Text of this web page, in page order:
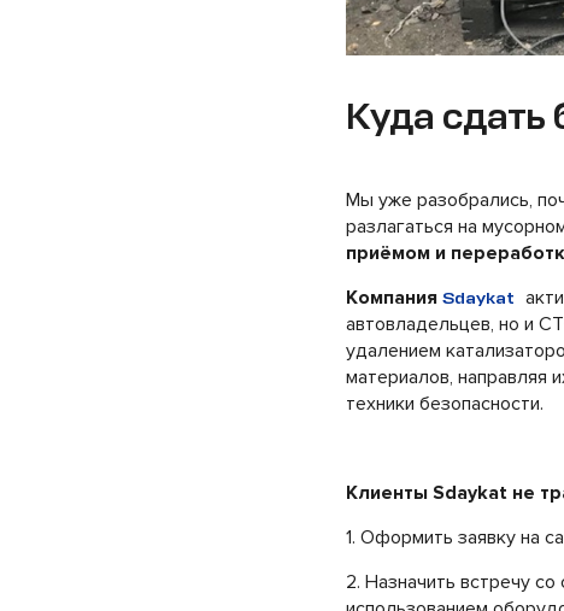
Куда сдать
Мы уже разобрались,
разлагаться на
приёмом и
Компания Sdaykat
автовладельцев, но и
удалением
материалов, направляя
техники безопасности.
Клиенты Sdaykat не
1. Оформить заявку на
2. Назначить встречу